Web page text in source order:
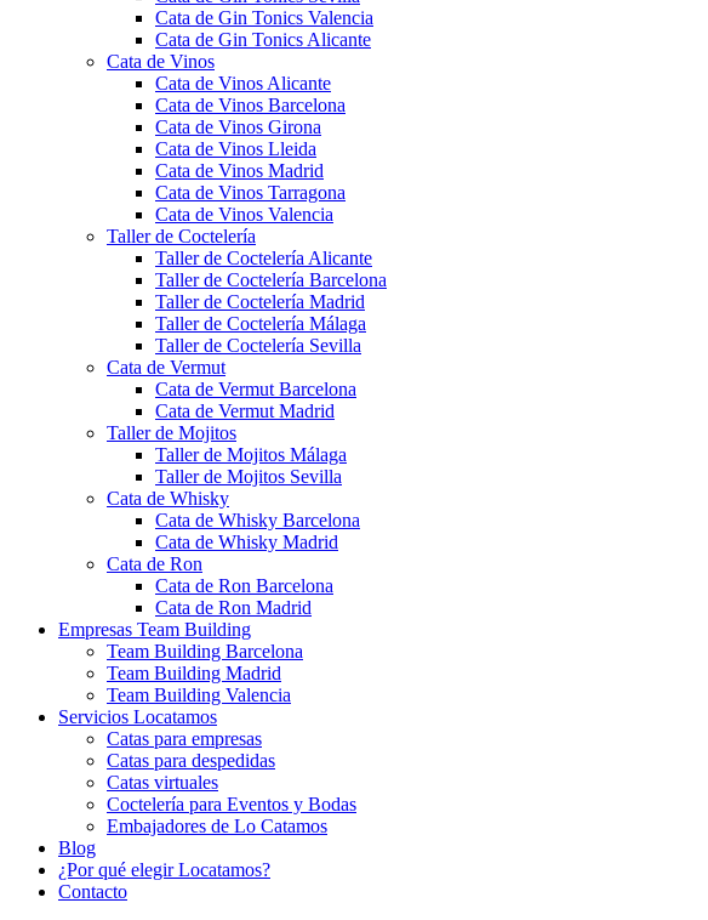
Cata de Gin Tonics Valencia
Cata de Gin Tonics Alicante
Cata de Vinos
Cata de Vinos Alicante
Cata de Vinos Barcelona
Cata de Vinos Girona
Cata de Vinos Lleida
Cata de Vinos Madrid
Cata de Vinos Tarragona
Cata de Vinos Valencia
Taller de Coctelería
Taller de Coctelería Alicante
Taller de Coctelería Barcelona
Taller de Coctelería Madrid
Taller de Coctelería Málaga
Taller de Coctelería Sevilla
Cata de Vermut
Cata de Vermut Barcelona
Cata de Vermut Madrid
Taller de Mojitos
Taller de Mojitos Málaga
Taller de Mojitos Sevilla
Cata de Whisky
Cata de Whisky Barcelona
Cata de Whisky Madrid
Cata de Ron
Cata de Ron Barcelona
Cata de Ron Madrid
Empresas Team Building
Team Building Barcelona
Team Building Madrid
Team Building Valencia
Servicios Locatamos
Catas para empresas
Catas para despedidas
Catas virtuales
Coctelería para Eventos y Bodas
Embajadores de Lo Catamos
Blog
¿Por qué elegir Locatamos?
Contacto